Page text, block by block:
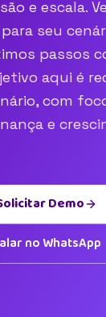
e escala.
seu
passos
aqui é
com
e
Demo
no WhatsApp